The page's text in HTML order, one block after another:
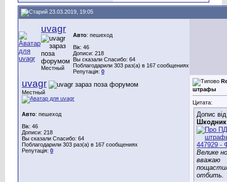
23.03.2019, 19:05
uvagr
Местный
Авто: пешеход
Вік: 46
Дописи: 218
Вы сказали Спасибо: 64
Поблагодарили 303 раз(а) в 167 сообщениях
Репутація: 0
uvagr
Местный
Авто: пешеход
Вік: 46
Дописи: 218
Вы сказали Спасибо: 64
Поблагодарили 303 раз(а) в 167 сообщениях
Репутація: 0
штрафы
Цитата:
Допис від
Шкодник
Велике
вважаю
отбить.